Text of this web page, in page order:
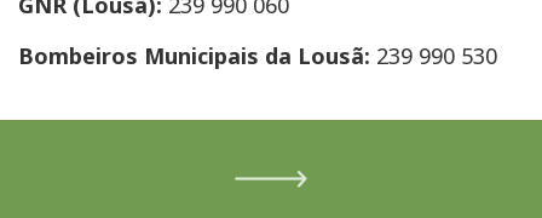
Bombeiros Municipais da Lousã: 239 990 530